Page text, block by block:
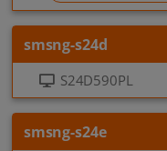
smsng-s24d
S24D590PL
smsng-s24e